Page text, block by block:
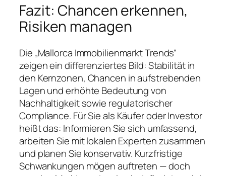
Fazit: Chancen erkennen,
Risiken managen
Die „Mallorca Immobilienmarkt Trends“
zeigen ein differenziertes Bild: Stabilität in
den Kernzonen, Chancen in aufstrebenden
Lagen und erhöhte Bedeutung von
Nachhaltigkeit sowie regulatorischer
Compliance. Für Sie als Käufer oder Investor
heißt das: Informieren Sie sich umfassend,
arbeiten Sie mit lokalen Experten zusammen
und planen Sie konservativ. Kurzfristige
Schwankungen mögen auftreten — doch